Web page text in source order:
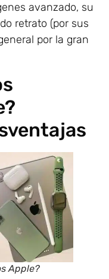
avanzado, su
retrato (por sus
por la gran
Apple?